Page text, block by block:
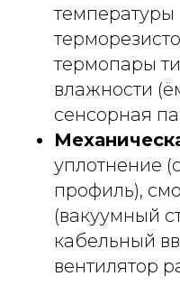
температуры
термопары
влажности
сенсорная
уплотнение
профиль),
(вакуумный
кабельный
вентилятор